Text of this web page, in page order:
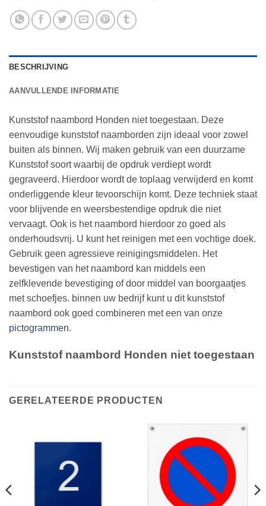
BESCHRIJVING
AANVULLENDE INFORMATIE
Kunststof naambord Honden niet toegestaan. Deze
eenvoudige kunststof naamborden zijn ideaal voor zowel
buiten als binnen. Wij maken gebruik van een duurzame
Kunststof soort waarbij de opdruk verdiept wordt
gegraveerd. Hierdoor wordt de toplaag verwijderd en komt
onderliggende kleur tevoorschijn komt. Deze techniek staat
voor blijvende en weersbestendige opdruk die niet
vervaagt. Ook is het naambord hierdoor zo goed als
onderhoudsvrij. U kunt het reinigen met een vochtige doek.
Gebruik geen agressieve reinigingsmiddelen. Het
bevestigen van het naambord kan middels een
zelfklevende bevestiging of door middel van boorgaatjes
met schoefjes. binnen uw bedrijf kunt u dit kunststof
naambord ook goed combineren met een van onze
pictogrammen.
Kunststof naambord Honden niet toegestaan
GERELATEERDE PRODUCTEN